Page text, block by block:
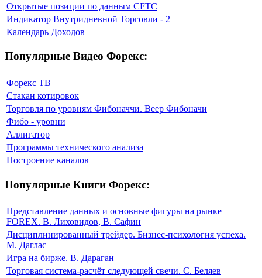
Открытые позиции по данным CFTC
Индикатор Внутридневной Торговли - 2
Календарь Доходов
Популярные Видео Форекс:
Форекс ТВ
Стакан котировок
Торговля по уровням Фибоначчи. Веер Фибоначи
Фибо - уровни
Аллигатор
Программы технического анализа
Построение каналов
Популярные Книги Форекс:
Представление данных и основные фигуры на рынке
FOREX. В. Лиховидов, В. Сафин
Дисциплинированный трейдер. Бизнес-психология успеха.
М. Даглас
Игра на бирже. В. Дараган
Торговая система-расчёт следующей свечи. С. Беляев